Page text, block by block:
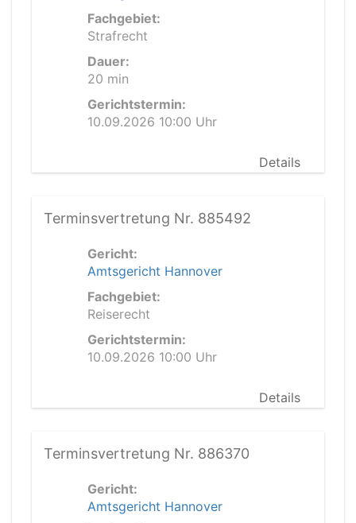
Fachgebiet:
Strafrecht
Dauer:
20 min
Gerichtstermin:
10.09.2026 10:00 Uhr
Details
Terminsvertretung Nr. 885492
Gericht:
Amtsgericht Hannover
Fachgebiet:
Reiserecht
Gerichtstermin:
10.09.2026 10:00 Uhr
Details
Terminsvertretung Nr. 886370
Gericht:
Amtsgericht Hannover